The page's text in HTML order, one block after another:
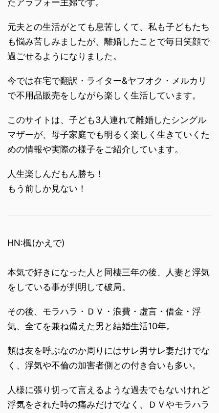
たアラフォー主婦です。
元夫との生活がとても息苦しくて、私も子どもたち
も悩み苦しみましたが、離婚したことで毎日笑顔で
過ごせるようになりました。
今では在宅で翻訳・ライター&ヤフオク・メルカリ
で不用品販売をしながら楽しく生活しています。
このサイトは、子ども3人連れて離婚したシングル
マザーが、母子家庭でも明るく楽しく生きていくた
めの情報や実際の様子をご紹介しています。
人生楽しんだもん勝ち！
もう前しか見ない！
HN:楓(かえで)
本気で好きになった人と同棲三年の後、人妻と浮気
をしている事が判明して破局。
その後、モラハラ・ＤＶ・浪費・虚言・借金・浮
気、全てを兼ね備えた男と結婚生活10年。
類は友を呼ぶなのか周りにはサレ男サレ妻だけでな
く、浮気や不倫の加害者側との付き合いも多い。
人様に張り切って言えるような過去でもないけれど
浮気をされた時の痛みだけでなく、ＤＶやモラハラ